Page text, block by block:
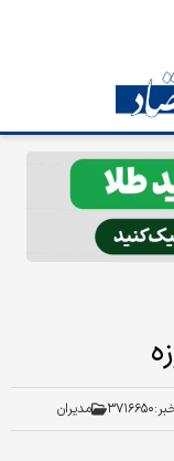
۳۷۱۶۶۵۰ مدیران